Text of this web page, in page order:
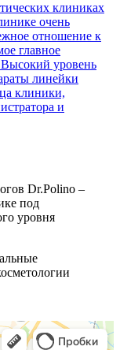
клиниках
очень
отношение к
главное
Высокий уровень
линейки
клиники,
и
Dr.Polino –
под
уровня